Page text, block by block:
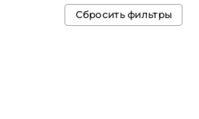
Сбросить фильтры